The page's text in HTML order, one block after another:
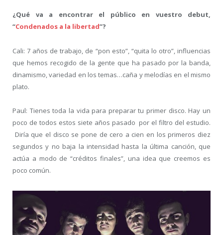
¿Qué va a encontrar el público en vuestro debut,
“Condenados a la libertad”?
Cali: 7 años de trabajo, de “pon esto”, “quita lo otro”, influencias
que hemos recogido de la gente que ha pasado por la banda,
dinamismo, variedad en los temas…caña y melodías en el mismo
plato.
Paul: Tienes toda la vida para preparar tu primer disco. Hay un
poco de todos estos siete años pasado por el filtro del estudio.
Diría que el disco se pone de cero a cien en los primeros diez
segundos y no baja la intensidad hasta la última canción, que
actúa a modo de “créditos finales”, una idea que creemos es
poco común.